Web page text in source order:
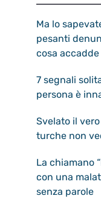
Ma lo
pesanti
cosa accadde
7 segnali
persona è
Svelato il
turche non
La chiamano
con una
senza parole